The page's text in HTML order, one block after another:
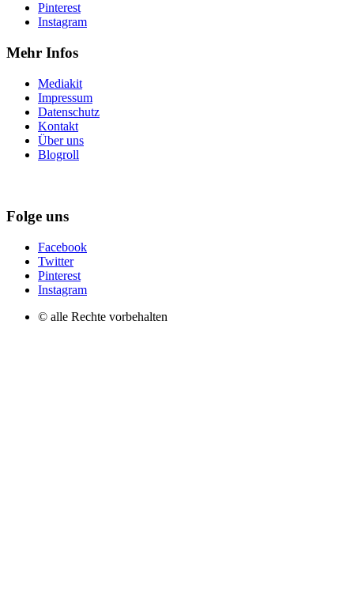
Pinterest
Instagram
Mehr Infos
Mediakit
Impressum
Datenschutz
Kontakt
Über uns
Blogroll
Folge uns
Facebook
Twitter
Pinterest
Instagram
© alle Rechte vorbehalten